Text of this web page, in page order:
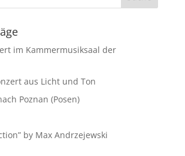
im Kammermusiksaal der
aus Licht und Ton
Poznan (Posen)
by Max Andrzejewski